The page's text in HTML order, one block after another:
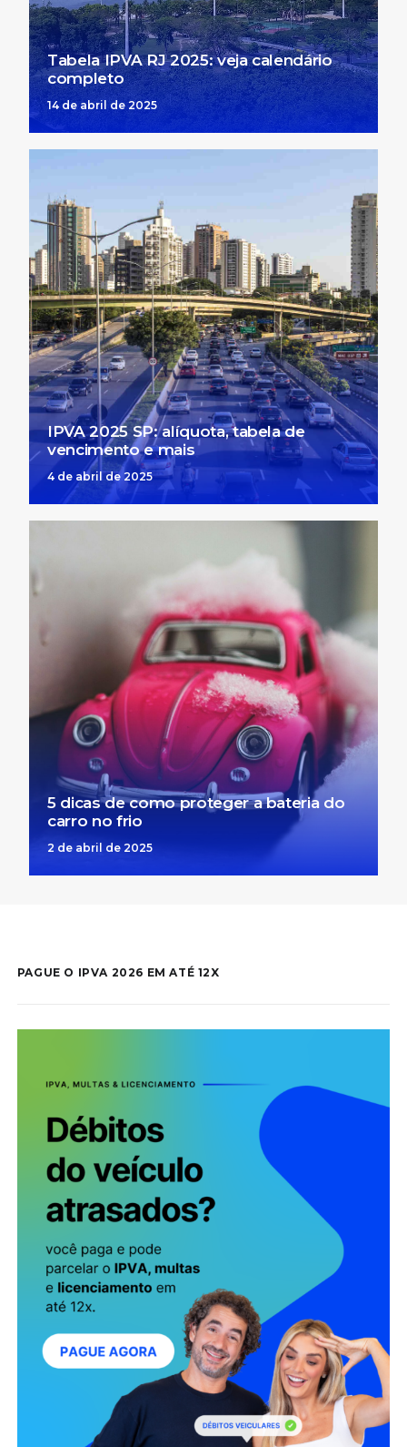
Tabela IPVA RJ 2025: veja calendário
completo
14 de abril de 2025
IPVA 2025 SP: alíquota, tabela de
vencimento e mais
4 de abril de 2025
5 dicas de como proteger a bateria do
carro no frio
2 de abril de 2025
PAGUE O IPVA 2026 EM ATÉ 12X